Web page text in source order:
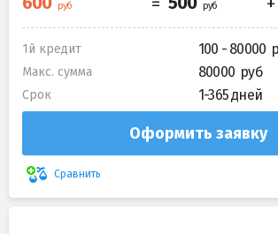
1й кредит 100 - 80000
Макс. сумма 80000
Срок 1-365 дней
Оформить заявку
Сравнить